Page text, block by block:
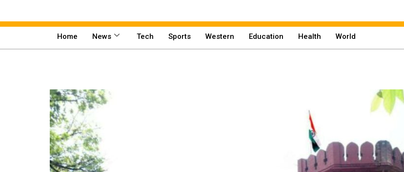
Home News Tech Sports Western Education Health World